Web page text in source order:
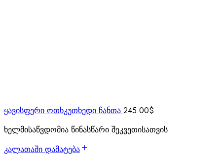
ყავისფერი ოთხკუთხედი ჩანთა 245.00$
ხელმისაწვდომია წინასწარი შეკვეთისათვის
კალათაში დამატება